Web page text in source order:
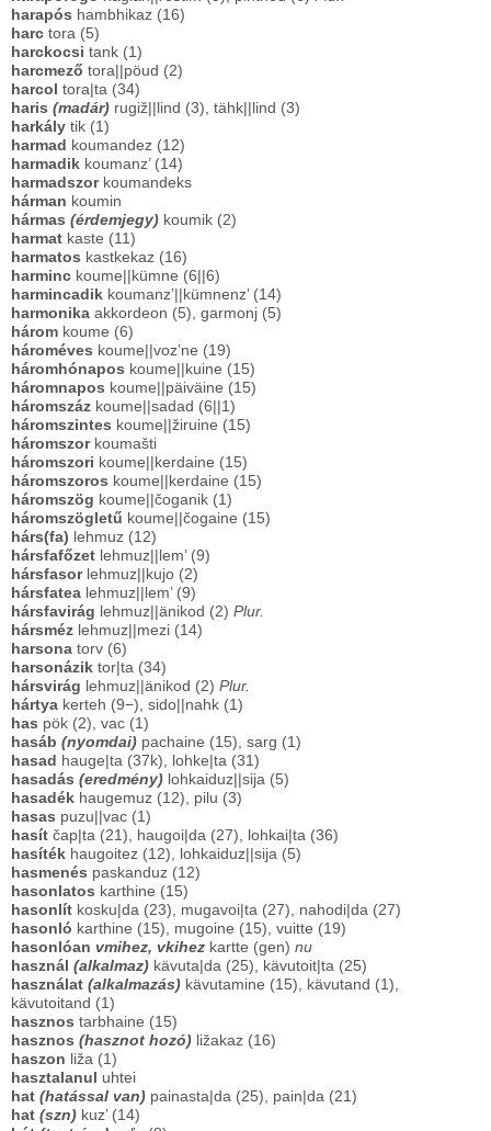
harapós hambhikaz (16)
harc tora (5)
harckocsi tank (1)
harcmező tora||pöud (2)
harcol tora|ta (34)
haris (madár) rugiž||lind (3), tähk||lind (3)
harkály tik (1)
harmad koumandez (12)
harmadik koumanz’ (14)
harmadszor koumandeks
hárman koumin
hármas (érdemjegy) koumik (2)
harmat kaste (11)
harmatos kastkekaz (16)
harminc koume||kümne (6||6)
harmincadik koumanz’||kümnenz’ (14)
harmonika akkordeon (5), garmonj (5)
három koume (6)
hároméves koume||voz’ne (19)
háromhónapos koume||kuine (15)
háromnapos koume||päiväine (15)
háromszáz koume||sadad (6||1)
háromszintes koume||žiruine (15)
háromszor koumašti
háromszori koume||kerdaine (15)
háromszoros koume||kerdaine (15)
háromszög koume||čoganik (1)
háromszögletű koume||čogaine (15)
hárs(fa) lehmuz (12)
hársfafőzet lehmuz||lem’ (9)
hársfasor lehmuz||kujo (2)
hársfatea lehmuz||lem’ (9)
hársfavirág lehmuz||änikod (2) Plur.
hársméz lehmuz||mezi (14)
harsona torv (6)
harsonázik tor|ta (34)
hársvirág lehmuz||änikod (2) Plur.
hártya kerteh (9−), sido||nahk (1)
has pök (2), vac (1)
hasáb (nyomdai) pachaine (15), sarg (1)
hasad hauge|ta (37k), lohke|ta (31)
hasadás (eredmény) lohkaiduz||sija (5)
hasadék haugemuz (12), pilu (3)
hasas puzu||vac (1)
hasít čap|ta (21), haugoi|da (27), lohkai|ta (36)
hasíték haugoitez (12), lohkaiduz||sija (5)
hasmenés paskanduz (12)
hasonlatos karthine (15)
hasonlít kosku|da (23), mugavoi|ta (27), nahodi|da (27)
hasonló karthine (15), mugoine (15), vuitte (19)
hasonlóan vmihez, vkihez kartte (gen) nu
használ (alkalmaz) kävuta|da (25), kävutoit|ta (25)
használat (alkalmazás) kävutamine (15), kävutand (1),
kävutoitand (1)
hasznos tarbhaine (15)
hasznos (hasznot hozó) ližakaz (16)
haszon liža (1)
hasztalanul uhtei
hat (hatással van) painasta|da (25), pain|da (21)
hat (szn) kuz’ (14)